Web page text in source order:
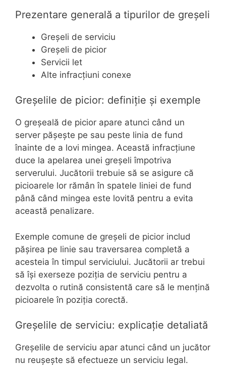
Prezentare generală a tipurilor de greșeli
Greșeli de serviciu
Greșeli de picior
Servicii let
Alte infracțiuni conexe
Greșelile de picior: definiție și exemple
O greșeală de picior apare atunci când un
server pășește pe sau peste linia de fund
înainte de a lovi mingea. Această infracțiune
duce la apelarea unei greșeli împotriva
serverului. Jucătorii trebuie să se asigure că
picioarele lor rămân în spatele liniei de fund
până când mingea este lovită pentru a evita
această penalizare.
Exemple comune de greșeli de picior includ
pășirea pe linie sau traversarea completă a
acesteia în timpul serviciului. Jucătorii ar trebui
să își exerseze poziția de serviciu pentru a
dezvolta o rutină consistentă care să le mențină
picioarele în poziția corectă.
Greșelile de serviciu: explicație detaliată
Greșelile de serviciu apar atunci când un jucător
nu reușește să efectueze un serviciu legal.